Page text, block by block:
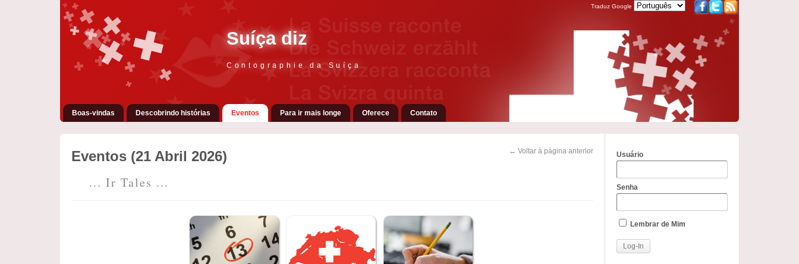
Suíça diz
Contographie da Suíça
Traduz Google
Boas-vindas Descobrindo histórias Eventos Para ir mais longe Oferece Contato
← Voltar à página anterior
Eventos (21 Abril 2026)
... Ir Tales ...
Usuário
Senha
Lembrar de Mim